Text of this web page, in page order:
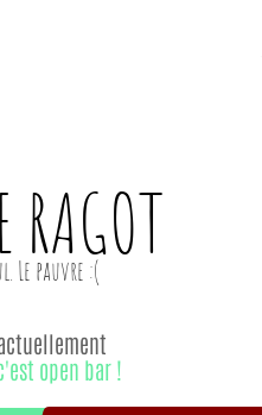
RAGOT
open bar !